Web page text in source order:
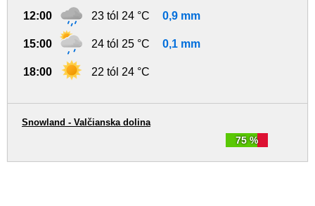
12:00 23 tól 24 °C 0,9 mm
15:00 24 tól 25 °C 0,1 mm
18:00 22 tól 24 °C
75 %
Snowland - Valčianska dolina